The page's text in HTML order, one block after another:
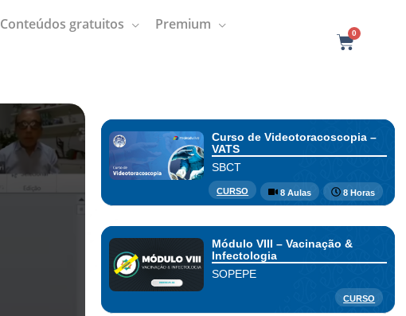
Conteúdos gratuitos Premium
0C
Curso de Videotoracoscopia –
VATS
SBCT
CURSO 8 Aulas 8 Horas
Módulo VIII – Vacinação &
Infectologia
SOPEPE
CURSO